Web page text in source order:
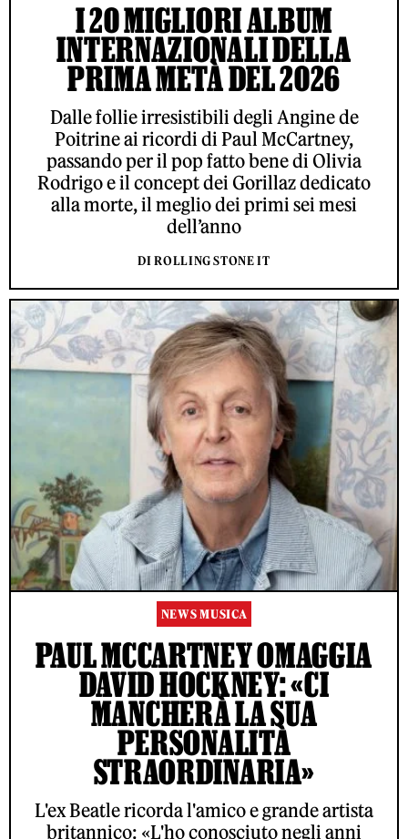
I 20 MIGLIORI ALBUM
INTERNAZIONALI DELLA
PRIMA METÀ DEL 2026
Dalle follie irresistibili degli Angine de
Poitrine ai ricordi di Paul McCartney,
passando per il pop fatto bene di Olivia
Rodrigo e il concept dei Gorillaz dedicato
alla morte, il meglio dei primi sei mesi
dell’anno
DI ROLLING STONE IT
NEWS MUSICA
PAUL MCCARTNEY OMAGGIA
DAVID HOCKNEY: «CI
MANCHERÀ LA SUA
PERSONALITÀ
STRAORDINARIA»
L'ex Beatle ricorda l'amico e grande artista
britannico: «L'ho conosciuto negli anni